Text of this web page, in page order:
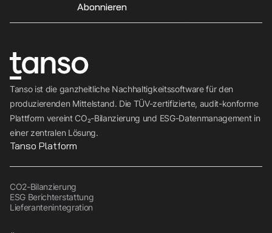
Tanso ist die ganzheitliche Nachhaltigkeitssoftware für den
produzierenden Mittelstand. Die TÜV-zertifizierte, audit-konforme
Plattform vereint CO₂-Bilanzierung und ESG-Datenmanagement in
einer zentralen Lösung.
Abonnieren
Tanso Platform
CO2-Bilanzierung
ESG Berichterstattung
Lieferantenintegration